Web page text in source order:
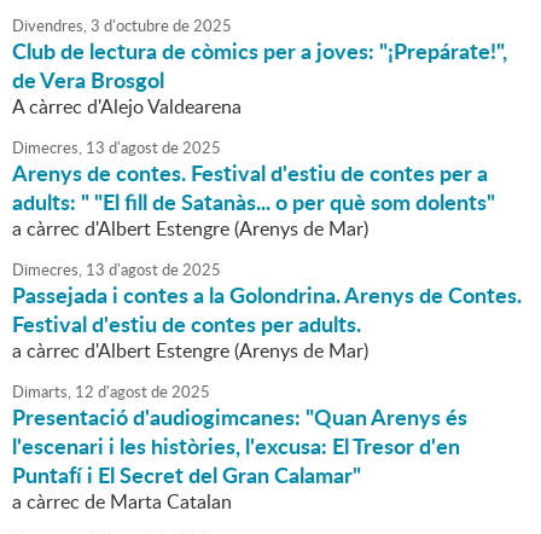
Divendres,3 d'octubrede2025
Club de lectura de còmics per a joves: "¡Prepárate!",
de Vera Brosgol
A càrrec d'Alejo Valdearena
Dimecres, 13 d'agostde2025
Arenys de contes. Festival d'estiu de contes per a
adults: " "El fill de Satanàs... o per què som dolents"
a càrrec d'Albert Estengre (Arenys de Mar)
Dimecres, 13 d'agostde2025
Passejada i contes a la Golondrina. Arenys de Contes.
Festival d'estiu de contes per adults.
a càrrec d'Albert Estengre (Arenys de Mar)
Dimarts, 12 d'agostde2025
Presentació d'audiogimcanes: "Quan Arenys és
l'escenari i les històries, l'excusa: El Tresor d'en
Puntafí i El Secret del Gran Calamar"
a càrrec de Marta Catalan